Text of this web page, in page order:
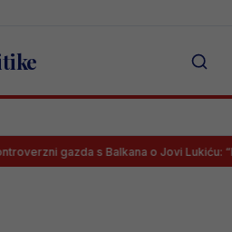
gazda s Balkana o Jovi Lukiću: “Neka